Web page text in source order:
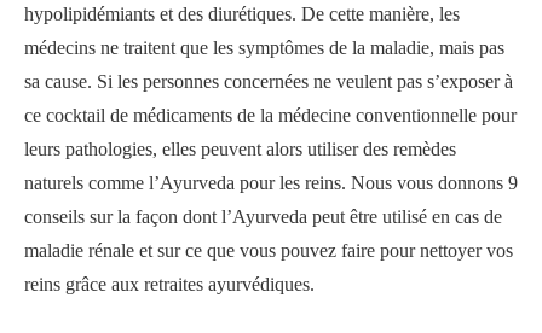
hypolipidémiants et des diurétiques. De cette manière, les
médecins ne traitent que les symptômes de la maladie, mais pas
sa cause. Si les personnes concernées ne veulent pas s’exposer à
ce cocktail de médicaments de la médecine conventionnelle pour
leurs pathologies, elles peuvent alors utiliser des remèdes
naturels comme l’Ayurveda pour les reins. Nous vous donnons 9
conseils sur la façon dont l’Ayurveda peut être utilisé en cas de
maladie rénale et sur ce que vous pouvez faire pour nettoyer vos
reins grâce aux retraites ayurvédiques.